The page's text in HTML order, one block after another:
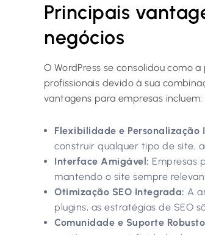
Principais
negócios
O WordPress se consolidou como
profissionais devido à sua
vantagens para empresas incluem:
Flexibilidade e Personalização
construir qualquer tipo de site,
Interface Amigável: Empresas
mantendo o site sempre
Otimização SEO Integrada: A
plugins, as estratégias de SEO
Comunidade e Suporte